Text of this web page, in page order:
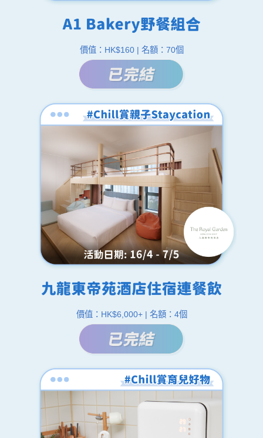
價值：HK$160 | 名額：70個
價值：HK$6,000+ | 名額：4個